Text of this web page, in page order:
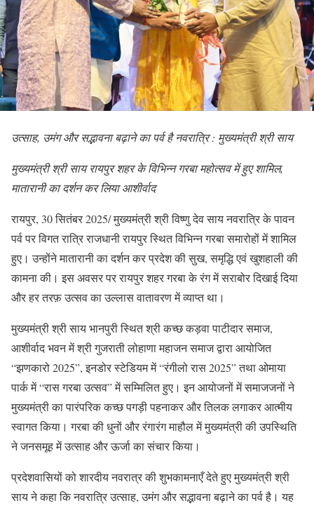
उत्साह, उमंग और सद्भावना बढ़ाने का पर्व है नवरात्रि : मुख्यमंत्री श्री साय
मुख्यमंत्री श्री साय रायपुर शहर के विभिन्न गरबा महोत्सव में हुए शामिल,
मातारानी का दर्शन कर लिया आशीर्वाद
रायपुर, 30 सितंबर 2025/ मुख्यमंत्री श्री विष्णु देव साय नवरात्रि के पावन
पर्व पर विगत रात्रि राजधानी रायपुर स्थित विभिन्न गरबा समारोहों में शामिल
हुए। उन्होंने मातारानी का दर्शन कर प्रदेश की सुख, समृद्धि एवं खुशहाली की
कामना की। इस अवसर पर रायपुर शहर गरबा के रंग में सराबोर दिखाई दिया
और हर तरफ़ उत्सव का उल्लास वातावरण में व्याप्त था।
मुख्यमंत्री श्री साय भानपुरी स्थित श्री कच्छ कड़वा पाटीदार समाज,
आशीर्वाद भवन में श्री गुजराती लोहाणा महाजन समाज द्वारा आयोजित
“झणकारो 2025”, इनडोर स्टेडियम में “रंगीलो रास 2025” तथा ओमाया
पार्क में “रास गरबा उत्सव” में सम्मिलित हुए। इन आयोजनों में समाजजनों ने
मुख्यमंत्री का पारंपरिक कच्छ पगड़ी पहनाकर और तिलक लगाकर आत्मीय
स्वागत किया। गरबा की धुनों और रंगारंग माहौल में मुख्यमंत्री की उपस्थिति
ने जनसमूह में उत्साह और ऊर्जा का संचार किया।
प्रदेशवासियों को शारदीय नवरात्र की शुभकामनाएँ देते हुए मुख्यमंत्री श्री
साय ने कहा कि नवरात्रि उत्साह, उमंग और सद्भावना बढ़ाने का पर्व है। यह